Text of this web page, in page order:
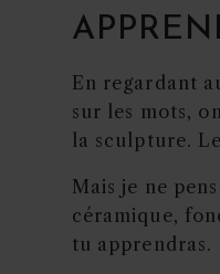
En regardant
sur les mots,
la sculpture.
Mais je ne
céramique,
tu apprendras.